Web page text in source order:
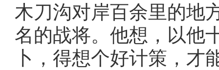
木刀沟对岸百余里的地
名的战将。他想，以他
卜，得想个好计策，